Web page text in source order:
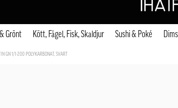
Grönt Kött, Fågel, Fisk, Skaldjur Sushi & Poké
GN 1/1-200 POLYKARBONAT, SVART